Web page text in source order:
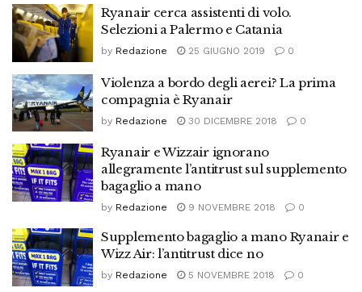
Ryanair cerca assistenti di volo.
Selezioni a Palermo e Catania
by Redazione 25 GIUGNO 2019 0
Violenza a bordo degli aerei? La prima
compagnia è Ryanair
by Redazione 30 DICEMBRE 2018 0
Ryanair e Wizzair ignorano
allegramente l’antitrust sul supplemento
bagaglio a mano
by Redazione 9 NOVEMBRE 2018 0
Supplemento bagaglio a mano Ryanair e
Wizz Air: l’antitrust dice no
by Redazione 5 NOVEMBRE 2018 0